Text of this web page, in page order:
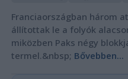
Franciaországban három
állítottak le a folyók
miközben Paks négy
termel.&nbsp; Bővebben...